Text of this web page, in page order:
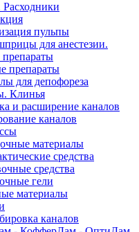
Расходники
пульпы
для анестезии.
препараты
для депофореза
Клинья
и расширение каналов
каналов
материалы
средства
средства
гели
материалы
каналов